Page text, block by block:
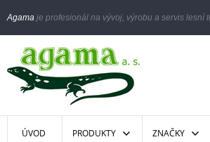
Agama je profesionál na vývoj, výrobu a servis lesní
ÚVOD PRODUKTY ZNAČKY